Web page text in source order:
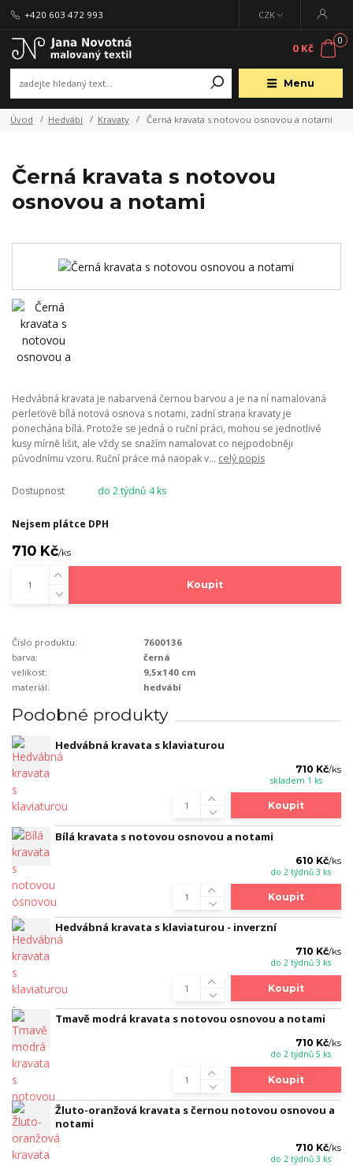
Menu
CZK
+420 603 472 993
0
0 Kč
Úvod Hedvábí Kravaty Černá kravata s notovou osnovou a notami
Černá kravata s notovou
osnovou a notami
Hedvábná kravata je nabarvená černou barvou a je na ní namalovaná
perleťově bílá notová osnova s notami, zadní strana kravaty je
ponechána bílá. Protože se jedná o ruční práci, mohou se jednotlivé
kusy mírně lišit, ale vždy se snažím namalovat co nejpodobněji
původnímu vzoru. Ruční práce má naopak v... celý popis
Dostupnost do 2 týdnů 4 ks
Nejsem plátce DPH
710 Kč/ks
Koupit
Číslo produktu:
7600136
barva:
černá
velikost:
9,5x140 cm
materiál:
hedvábí
Podobné produkty
Hedvábná kravata s klaviaturou
710 Kč/ks
skladem 1 ks
Koupit
Bílá kravata s notovou osnovou a notami
610 Kč/ks
do 2 týdnů 3 ks
Koupit
Hedvábná kravata s klaviaturou - inverzní
710 Kč/ks
do 2 týdnů 3 ks
Koupit
Tmavě modrá kravata s notovou osnovou a notami
710 Kč/ks
do 2 týdnů 5 ks
Koupit
Žluto-oranžová kravata s černou notovou osnovou a
notami
710 Kč/ks
do 2 týdnů 3 ks